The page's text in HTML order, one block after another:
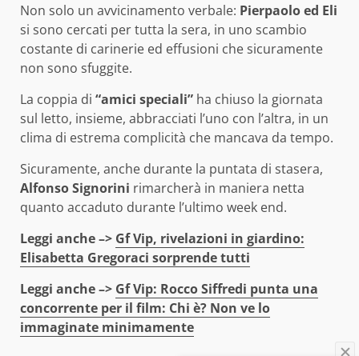
Non solo un avvicinamento verbale: Pierpaolo ed Eli
si sono cercati per tutta la sera, in uno scambio
costante di carinerie ed effusioni che sicuramente
non sono sfuggite.
La coppia di “amici speciali” ha chiuso la giornata
sul letto, insieme, abbracciati l’uno con l’altra, in un
clima di estrema complicità che mancava da tempo.
Sicuramente, anche durante la puntata di stasera,
Alfonso Signorini rimarcherà in maniera netta
quanto accaduto durante l’ultimo week end.
Leggi anche –> Gf Vip, rivelazioni in giardino:
Elisabetta Gregoraci sorprende tutti
Leggi anche –> Gf Vip: Rocco Siffredi punta una
concorrente per il film: Chi è? Non ve lo
immaginate minimamente